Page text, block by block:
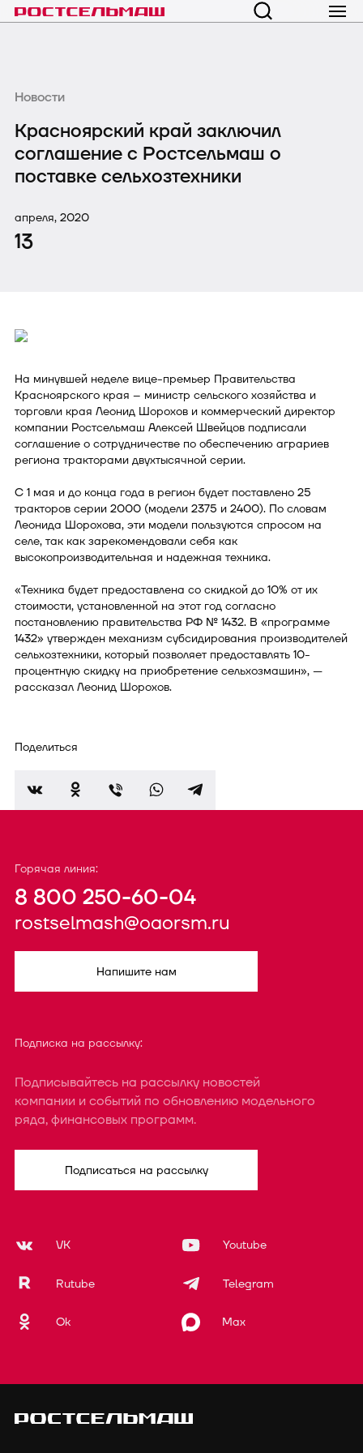
Новости
Красноярский край заключил
соглашение с Ростсельмаш о
поставке сельхозтехники
апреля, 2020
13
На минувшей неделе вице-премьер Правительства
Красноярского края – министр сельского хозяйства и
торговли края Леонид Шорохов и коммерческий директор
компании Ростсельмаш Алексей Швейцов подписали
соглашение о сотрудничестве по обеспечению аграриев
региона тракторами двухтысячной серии.
С 1 мая и до конца года в регион будет поставлено 25
тракторов серии 2000 (модели 2375 и 2400). По словам
Леонида Шорохова, эти модели пользуются спросом на
селе, так как зарекомендовали себя как
высокопроизводительная и надежная техника.
«Техника будет предоставлена со скидкой до 10% от их
стоимости, установленной на этот год согласно
постановлению правительства РФ № 1432. В «программе
1432» утвержден механизм субсидирования производителей
сельхозтехники, который позволяет предоставлять 10-
процентную скидку на приобретение сельхозмашин», —
рассказал Леонид Шорохов.
Поделиться
Горячая линия:
8 800 250-60-04
rostselmash@oaorsm.ru
Напишите нам
Подписка на рассылку:
Подписывайтесь на рассылку новостей
компании и событий по обновлению модельного
ряда, финансовых программ.
Подписаться на рассылку
VK Youtube
Rutube Telegram
Ok Max